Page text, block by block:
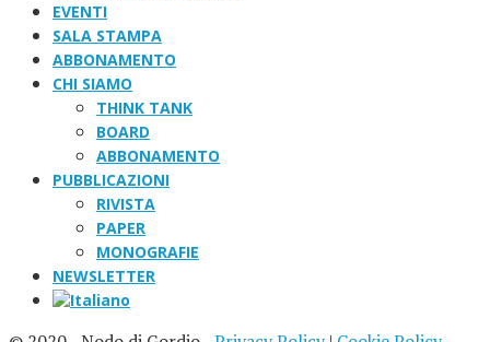
EVENTI
SALA STAMPA
ABBONAMENTO
CHI SIAMO
THINK TANK
BOARD
ABBONAMENTO
PUBBLICAZIONI
RIVISTA
PAPER
MONOGRAFIE
NEWSLETTER